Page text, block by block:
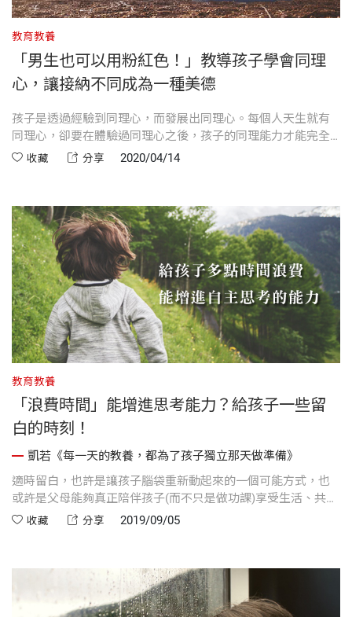
教育教養
「男生也可以用粉紅色！」教導孩子學會同理
心，讓接納不同成為一種美德
孩子是透過經驗到同理心，而發展出同理心。每個人天生就有
同理心，卻要在體驗過同理心之後，孩子的同理能力才能完全
發展出來。
收藏 分享 2020/04/14
教育教養
「浪費時間」能增進思考能力？給孩子一些留
白的時刻！
凱若《每一天的教養，都為了孩子獨立那天做準備》
適時留白，也許是讓孩子腦袋重新動起來的一個可能方式，也
或許是父母能夠真正陪伴孩子(而不只是做功課)享受生活、共創
家庭美好回憶的契機。
收藏 分享 2019/09/05